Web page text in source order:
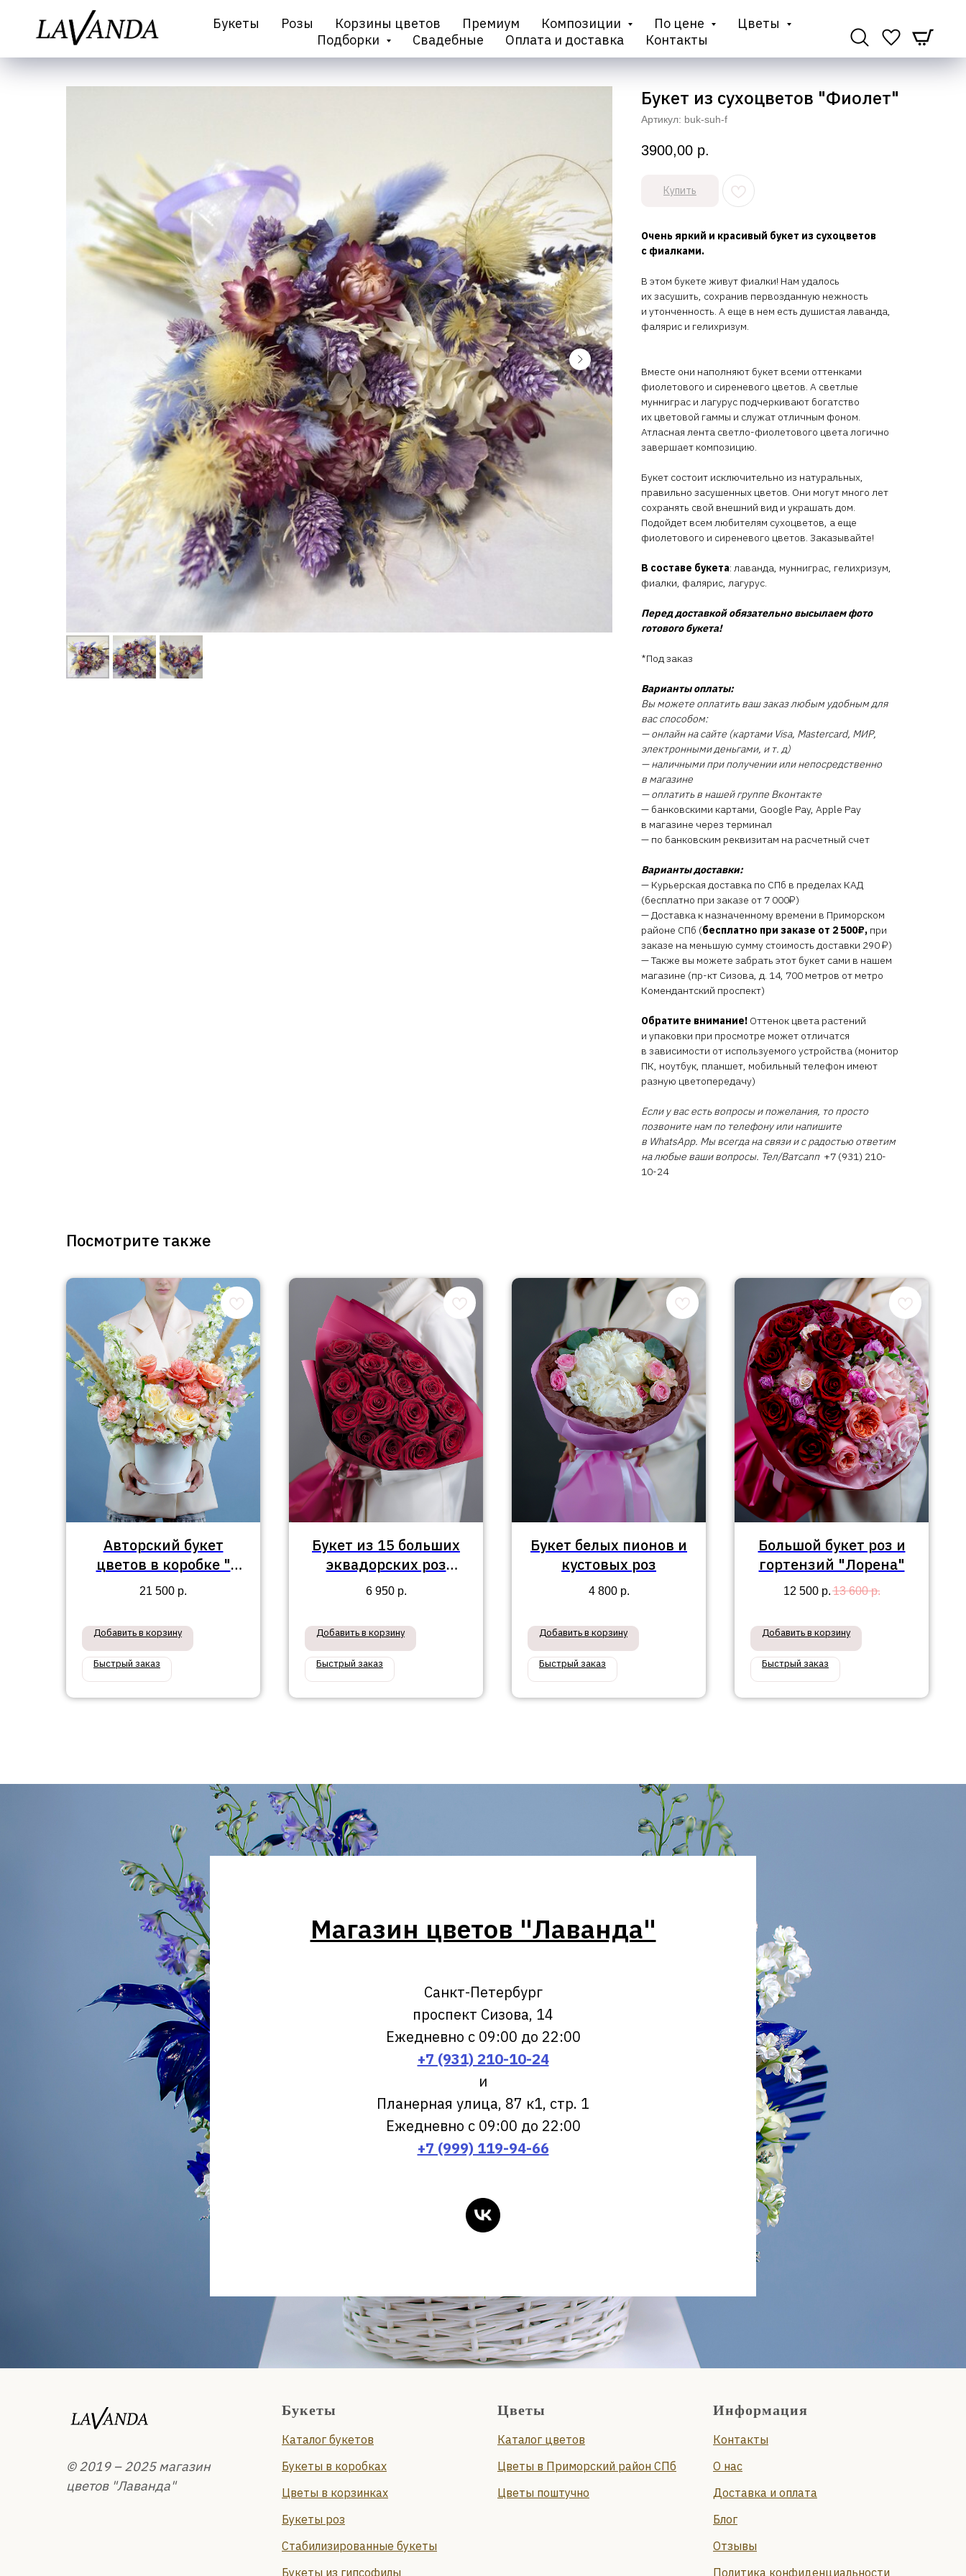
Букеты Розы Корзины цветов Премиум Композиции По цене
Цветы
Подборки
Свадебные Оплата и доставка Контакты
Букет из сухоцветов "Фиолет"
Артикул: buk-suh-f
3900,00 р.
Купить
Очень яркий и красивый букет из сухоцветов
с фиалками.
В этом букете живут фиалки! Нам удалось
их засушить, сохранив первозданную нежность
и утонченность. А еще в нем есть душистая лаванда,
фалярис и гелихризум.
Вместе они наполняют букет всеми оттенками
фиолетового и сиреневого цветов. А светлые
мунниграс и лагурус подчеркивают богатство
их цветовой гаммы и служат отличным фоном.
Атласная лента светло-фиолетового цвета логично
завершает композицию.
Букет состоит исключительно из натуральных,
правильно засушенных цветов. Они могут много лет
сохранять свой внешний вид и украшать дом.
Подойдет всем любителям сухоцветов, а еще
фиолетового и сиреневого цветов. Заказывайте!
В составе букета: лаванда, мунниграс, гелихризум,
фиалки, фалярис, лагурус.
Перед доставкой обязательно высылаем фото
готового букета!
*Под заказ
Варианты оплаты:
Вы можете оплатить ваш заказ любым удобным для
вас способом:
— онлайн на сайте (картами Visa, Mastercard, МИР,
электронными деньгами, и т. д)
— наличными при получении или непосредственно
в магазине
— оплатить в нашей группе Вконтакте
— банковскими картами, Google Pay, Apple Pay
в магазине через терминал
— по банковским реквизитам на расчетный счет
Варианты доставки:
— Курьерская доставка по СПб в пределах КАД
(бесплатно при заказе от 7 000₽)
— Доставка к назначенному времени в Приморском
районе СПб (бесплатно при заказе от 2 500₽, при
заказе на меньшую сумму стоимость доставки 290 ₽)
— Также вы можете забрать этот букет сами в нашем
магазине (пр-кт Сизова, д. 14, 700 метров от метро
Комендантский проспект)
Обратите внимание! Оттенок цвета растений
и упаковки при просмотре может отличатся
в зависимости от используемого устройства (монитор
ПК, ноутбук, планшет, мобильный телефон имеют
разную цветопередачу)
Если у вас есть вопросы и пожелания, то просто
позвоните нам по телефону или напишите
в WhatsApp. Мы всегда на связи и с радостью ответим
на любые ваши вопросы. Тел/Ватсапп +7 (931) 210-
10-24
Посмотрите также
Авторский букет
цветов в коробке "
Шарлин"
21 500 р.
Добавить в корзину
Быстрый заказ
Букет из 15 больших
эквадорских роз
"Энни"
6 950 р.
Добавить в корзину
Быстрый заказ
Букет белых пионов и
кустовых роз
4 800 р.
Добавить в корзину
Быстрый заказ
Большой букет роз и
гортензий "Лорена"
12 500 р. 13 600 р.
Добавить в корзину
Быстрый заказ
Магазин цветов "Лаванда"
Санкт-Петербург
проспект Сизова, 14
Ежедневно с 09:00 до 22:00
+7 (931) 210-10-24
и
Планерная улица, 87 к1, стр. 1
Ежедневно с 09:00 до 22:00
+7 (999) 119-94-66
© 2019 – 2025 магазин
цветов "Лаванда"
Букеты
Каталог букетов
Букеты в коробках
Цветы в корзинках
Букеты роз
Стабилизированные букеты
Букеты из гипсофилы
Цветы
Каталог цветов
Цветы в Приморский район СПб
Цветы поштучно
Информация
Контакты
О нас
Доставка и оплата
Блог
Отзывы
Политика конфиденциальности